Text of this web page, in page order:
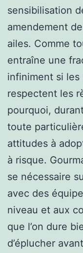
sensibilisation
amendement
ailes. Comme
entraîne une
infiniment si
respectent les
pourquoi,
toute
attitudes à
à risque.
se nécessaire
avec des
niveau et aux
que l’on dure
d’éplucher